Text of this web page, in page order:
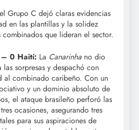
Grupo C dejó claras evidencias
en las plantillas y la solidez
que lideran el sector.
0 Haití: La Canarinha no dio
las sorpresas y despachó con
al combinado caribeño. Con un
y un dominio absoluto de
el ataque brasileño perforó las
ocasiones, asegurando tres
para sus aspiraciones de